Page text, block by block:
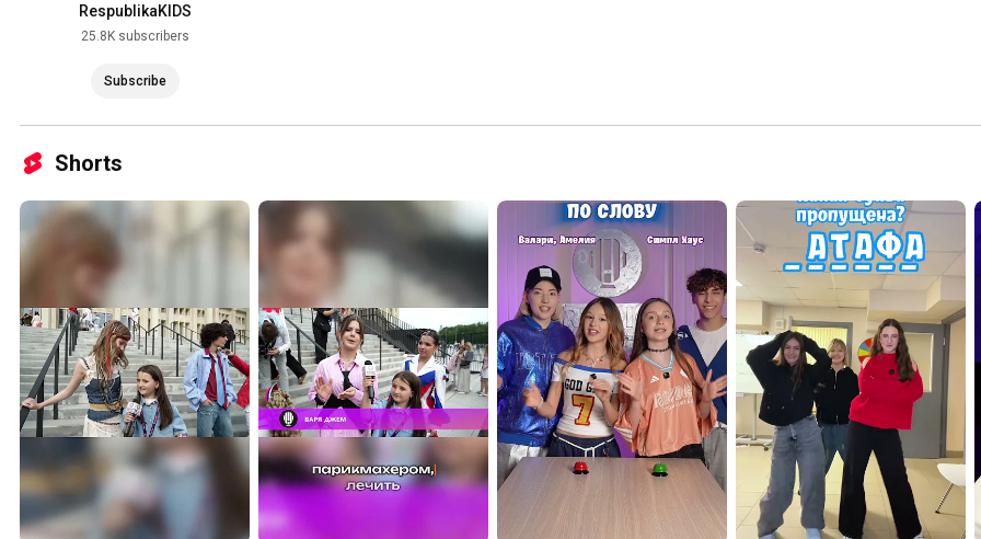
RespublikaKIDS
25.8K subscribers
Subscribe
Shorts